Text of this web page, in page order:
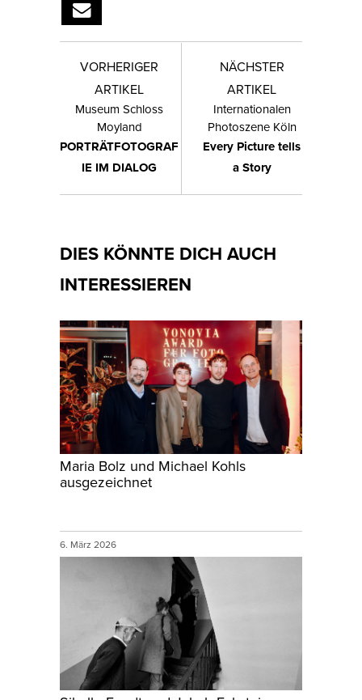
VORHERIGER
ARTIKEL
Museum Schloss
Moyland
PORTRÄTFOTOGRAF
IE IM DIALOG
NÄCHSTER
ARTIKEL
Internationalen
Photoszene Köln
Every Picture tells
a Story
DIES KÖNNTE DICH AUCH
INTERESSIEREN
Maria Bolz und Michael Kohls
ausgezeichnet
6. März 2026